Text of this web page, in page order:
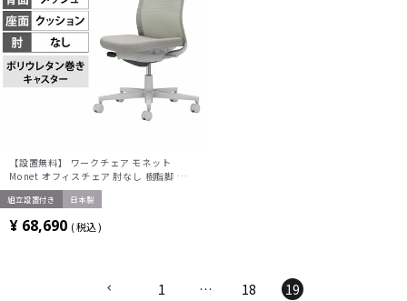
【設置無料】 ワークチェア モネット
Monet オフィスチェア 肘なし 樹脂脚 ウ
レタンキャスター 背メッシュ 座面布張り
背座同色(ライトグレー) 本体/脚ライトグ
レー C03-G100U-GE2E2X1 コクヨ 椅子
組立設置付き 日本製
¥ 68,690 税込
1 … 18 19